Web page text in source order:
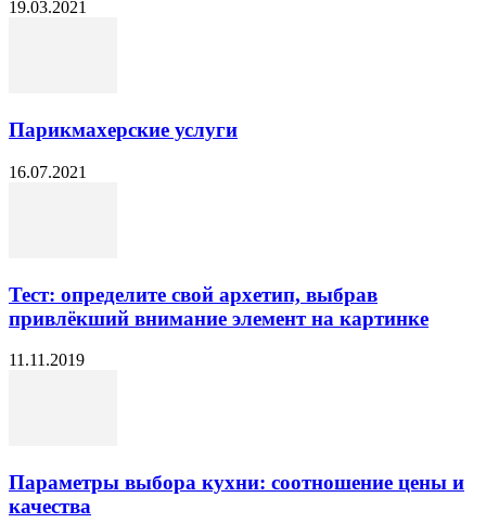
19.03.2021
Парикмахерские услуги
16.07.2021
Тест: определите свой архетип, выбрав
привлёкший внимание элемент на картинке
11.11.2019
Параметры выбора кухни: соотношение цены и
качества